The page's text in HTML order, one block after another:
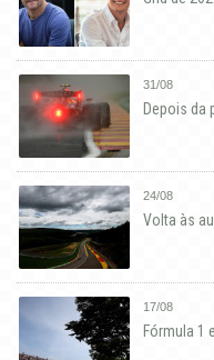
31/08
Depois da
24/08
Volta às
17/08
Fórmula 1